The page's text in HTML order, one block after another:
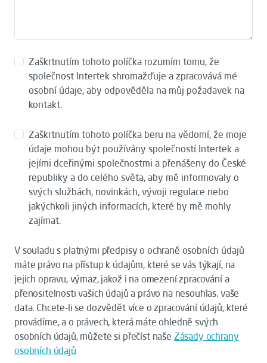
Zaškrtnutím tohoto políčka rozumím tomu, že
společnost Intertek shromažďuje a zpracovává mé
osobní údaje, aby odpověděla na můj požadavek na
kontakt.
Zaškrtnutím tohoto políčka beru na vědomí, že moje
údaje mohou být používány společností Intertek a
jejími dceřinými společnostmi a přenášeny do České
republiky a do celého světa, aby mě informovaly o
svých službách, novinkách, vývoji regulace nebo
jakýchkoli jiných informacích, které by mě mohly
zajímat.
V souladu s platnými předpisy o ochraně osobních údajů
máte právo na přístup k údajům, které se vás týkají, na
jejich opravu, výmaz, jakož i na omezení zpracování a
přenositelnosti vašich údajů a právo na nesouhlas. vaše
data. Chcete-li se dozvědět více o zpracování údajů, které
provádíme, a o právech, která máte ohledně svých
osobních údajů, můžete si přečíst naše Zásady ochrany
osobních údajů